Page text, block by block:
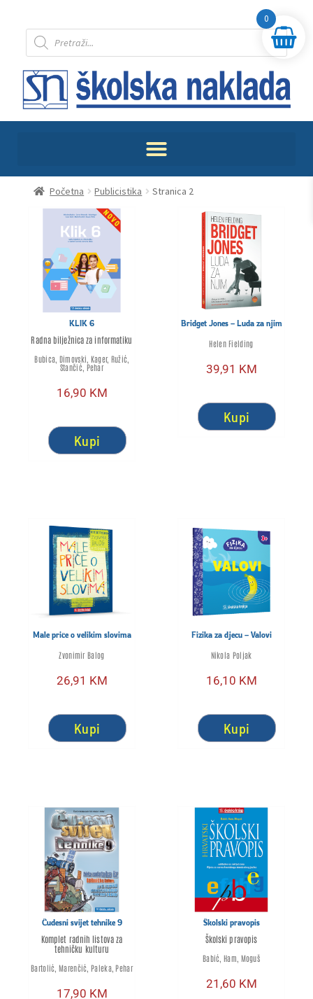
Početna Publicistika Stranica 2
KLIK 6
Radna bilježnica za informatiku
Bubica, Dimovski, Kager, Ružić,
Stančić, Pehar
16,90 KM
Kupi
Bridget Jones – Luda za njim
Helen Fielding
39,91 KM
Kupi
Male priče o velikim slovima
Zvonimir Balog
26,91 KM
Kupi
Fizika za djecu – Valovi
Nikola Poljak
16,10 KM
Kupi
Čudesni svijet tehnike 9
Komplet radnih listova za
tehničku kulturu
Bartolić, Marenčić, Paleka, Pehar
17,90 KM
Školski pravopis
Školski pravopis
Babić, Ham, Moguš
21,60 KM
0